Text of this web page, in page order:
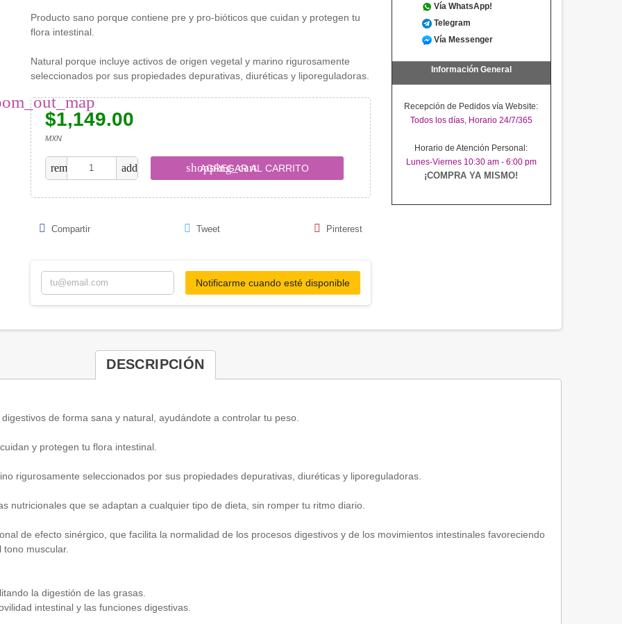
Producto sano porque contiene pre y pro-bióticos que cuidan y protegen tu
flora intestinal.
Natural porque incluye activos de origen vegetal y marino rigurosamente
seleccionados por sus propiedades depurativas, diuréticas y liporeguladoras.
$1,149.00
MXN
remove add shopping_cart
AGREGAR AL CARRITO
Compartir Tweet Pinterest
Notificarme cuando esté disponible
Vía WhatsApp!
Telegram
Vía Messenger
Información General
Recepción de Pedidos vía Website:
Todos los días, Horario 24/7/365
Horario de Atención Personal:
Lunes-Viernes 10:30 am - 6:00 pm
¡COMPRA YA MISMO!
DESCRIPCIÓN
de forma sana y natural, ayudándote a controlar tu peso.
y protegen tu flora intestinal.
rigurosamente seleccionados por sus propiedades depurativas, diuréticas y liporeguladoras.
nutricionales que se adaptan a cualquier tipo de dieta, sin romper tu ritmo diario.
de efecto sinérgico, que facilita la normalidad de los procesos digestivos y de los movimientos intestinales favoreciendo
muscular.
la digestión de las grasas.
intestinal y las funciones digestivas.